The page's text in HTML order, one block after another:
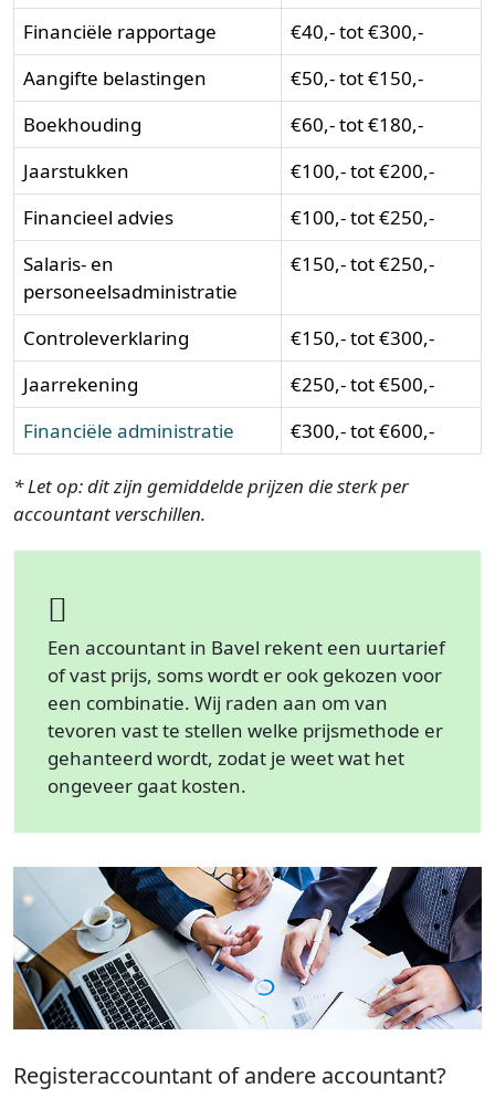
Financiële rapportage
€40,- tot €300,-
Aangifte belastingen
€50,- tot €150,-
Boekhouding
€60,- tot €180,-
Jaarstukken
€100,- tot €200,-
Financieel advies
€100,- tot €250,-
Salaris- en
personeelsadministratie
€150,- tot €250,-
Controleverklaring
€150,- tot €300,-
Jaarrekening
€250,- tot €500,-
Financiële administratie
€300,- tot €600,-
* Let op: dit zijn gemiddelde prijzen die sterk per
accountant verschillen.
Een accountant in Bavel rekent een uurtarief
of vast prijs, soms wordt er ook gekozen voor
een combinatie. Wij raden aan om van
tevoren vast te stellen welke prijsmethode er
gehanteerd wordt, zodat je weet wat het
ongeveer gaat kosten.
Registeraccountant of andere accountant?